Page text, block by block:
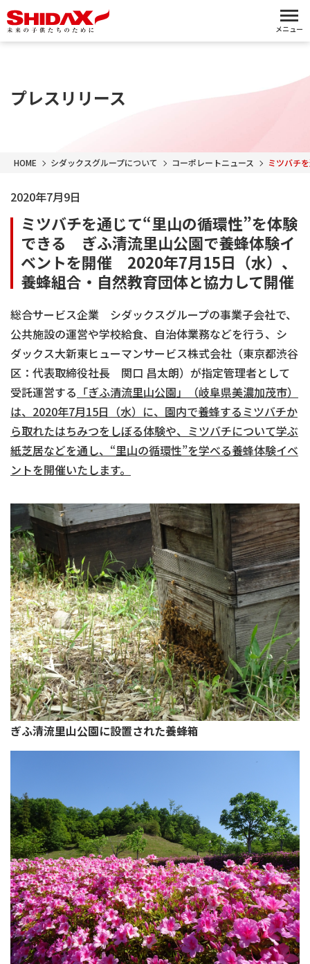
メニュー
プレスリリース
HOME シダックスグループについて コーポレートニュース ミツバチ
2020年7月9日
ミツバチを通じて“里山の循環性”を体験
できる ぎふ清流里山公園で養蜂体験イ
ベントを開催 2020年7月15日（水）、
養蜂組合・自然教育団体と協力して開催
総合サービス企業 シダックスグループの事業子会社で、
公共施設の運営や学校給食、自治体業務などを行う、シ
ダックス大新東ヒューマンサービス株式会社（東京都渋谷
区：代表取締役社長 関口 昌太朗）が指定管理者として
受託運営する 「ぎふ清流里山公園」（岐阜県美濃加茂市）
は、 2020年7月15日（水）に、園内で養蜂するミツバチか
ら取れたはちみつをしぼる体験や、ミツバチについて学ぶ
紙芝居などを通し、“里山の循環性”を学べる養蜂体験イベ
ントを開催いたします。
ぎふ清流里山公園に設置された養蜂箱